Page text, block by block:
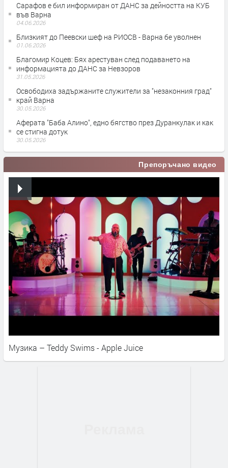
Сарафов е бил информиран от ДАНС за дейността на КУБ
във Варна
04.06.2026
Близкият до Пеевски шеф на РИОСВ - Варна бе уволнен
01.06.2026
Благомир Коцев: Бях арестуван след подаването на
информацията до ДАНС за Невзоров
31.05.2026
Освободиха задържаните служители за "незаконния град"
край Варна
30.05.2026
Аферата "Баба Алино", едно бягство през Дуранкулак и как
се стигна дотук
30.05.2026
Препоръчано видео
Музика – Teddy Swims - Apple Juice